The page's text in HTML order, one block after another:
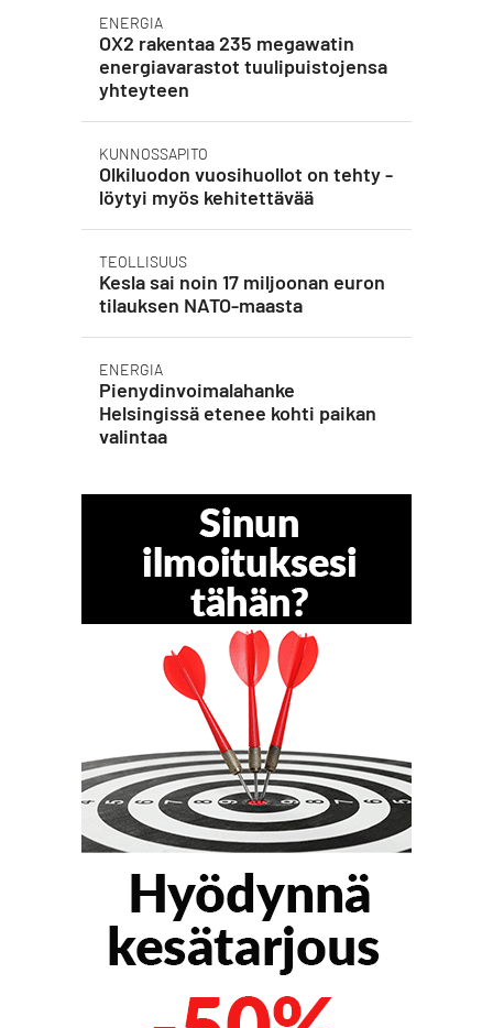
ENERGIA
OX2 rakentaa 235 megawatin
energiavarastot tuulipuistojensa
yhteyteen
KUNNOSSAPITO
Olkiluodon vuosihuollot on tehty -
löytyi myös kehitettävää
TEOLLISUUS
Kesla sai noin 17 miljoonan euron
tilauksen NATO-maasta
ENERGIA
Pienydinvoimalahanke
Helsingissä etenee kohti paikan
valintaa